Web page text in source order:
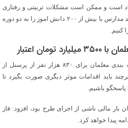
است و ممکن است مشکلات تربیتی و رفتاری
ایجاد کند، موفق شدیم در ۶۰ درصد مدارس با بیش از ۲۰۰ دانش اموز را به دو دوره
اعتبار
فانی همچنین به اجرای طرح رتبه بندی معلمان برای ۸۳۰ هزار نفر از پرسنل از
باید اقدامات موثر دیگری صورت بگیرد تا
پاسخگو باشیم.
۱۳۵۰ میلیارد تومان بار مالی ناشی از اجرای طرح بود، افزود: فاز